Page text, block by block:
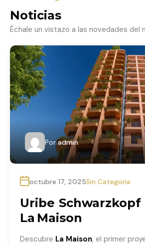
Noticias
Échale un vistazo a las novedades del
Por admin
octubre 17, 2025Sin Categoria
Uribe Schwarzkopf
La Maison
Descubre La Maison, el primer